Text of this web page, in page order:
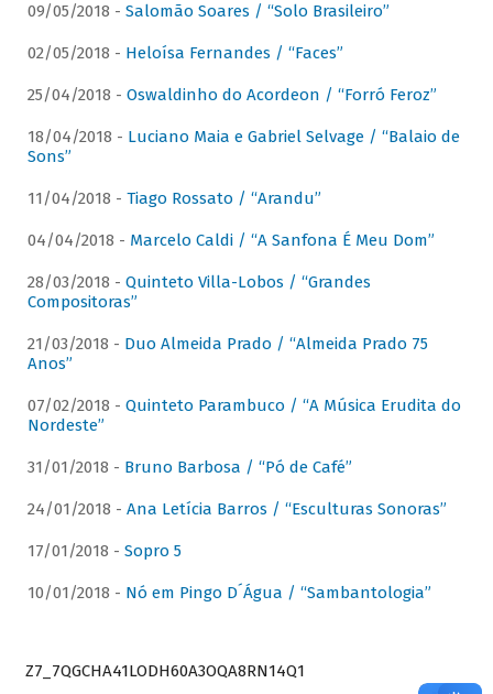
09/05/2018 - Salomão Soares / “Solo Brasileiro”
02/05/2018 - Heloísa Fernandes / “Faces”
25/04/2018 - Oswaldinho do Acordeon / “Forró Feroz”
18/04/2018 - Luciano Maia e Gabriel Selvage / “Balaio de
Sons”
11/04/2018 - Tiago Rossato / “Arandu”
04/04/2018 - Marcelo Caldi / “A Sanfona É Meu Dom”
28/03/2018 - Quinteto Villa-Lobos / “Grandes
Compositoras”
21/03/2018 - Duo Almeida Prado / “Almeida Prado 75
Anos”
07/02/2018 - Quinteto Parambuco / “A Música Erudita do
Nordeste”
31/01/2018 - Bruno Barbosa / “Pó de Café”
24/01/2018 - Ana Letícia Barros / “Esculturas Sonoras”
17/01/2018 - Sopro 5
10/01/2018 - Nó em Pingo D´Água / “Sambantologia”
Z7_7QGCHA41LODH60A3OQA8RN14Q1